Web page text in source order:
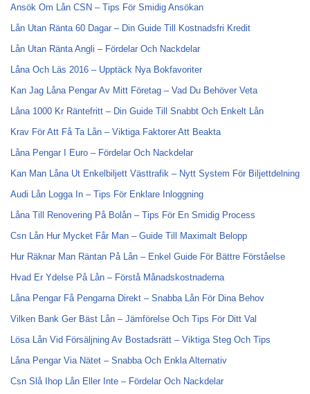
Ansök Om Lån CSN – Tips För Smidig Ansökan
Lån Utan Ränta 60 Dagar – Din Guide Till Kostnadsfri Kredit
Lån Utan Ränta Angli – Fördelar Och Nackdelar
Låna Och Läs 2016 – Upptäck Nya Bokfavoriter
Kan Jag Låna Pengar Av Mitt Företag – Vad Du Behöver Veta
Låna 1000 Kr Räntefritt – Din Guide Till Snabbt Och Enkelt Lån
Krav För Att Få Ta Lån – Viktiga Faktorer Att Beakta
Låna Pengar I Euro – Fördelar Och Nackdelar
Kan Man Låna Ut Enkelbiljett Västtrafik – Nytt System För Biljettdelning
Audi Lån Logga In – Tips För Enklare Inloggning
Låna Till Renovering På Bolån – Tips För En Smidig Process
Csn Lån Hur Mycket Får Man – Guide Till Maximalt Belopp
Hur Räknar Man Räntan På Lån – Enkel Guide För Bättre Förståelse
Hvad Er Ydelse På Lån – Förstå Månadskostnaderna
Låna Pengar Få Pengarna Direkt – Snabba Lån För Dina Behov
Vilken Bank Ger Bäst Lån – Jämförelse Och Tips För Ditt Val
Lösa Lån Vid Försäljning Av Bostadsrätt – Viktiga Steg Och Tips
Låna Pengar Via Nätet – Snabba Och Enkla Alternativ
Csn Slå Ihop Lån Eller Inte – Fördelar Och Nackdelar